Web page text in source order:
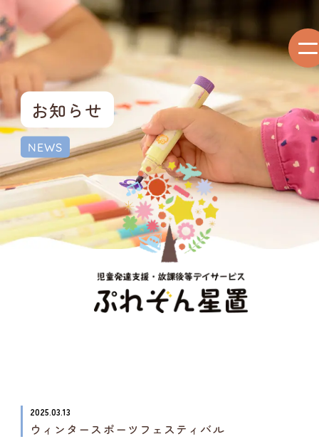
お知らせ
NEWS
2025.03.13
ウィンタースポーツフェスティバル